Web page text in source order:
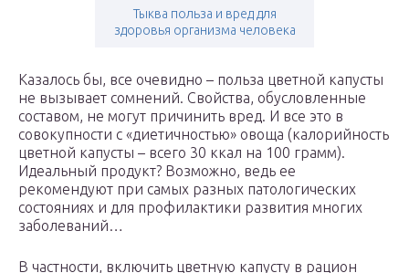
Тыква польза и вред для
здоровья организма человека
Казалось бы, все очевидно – польза цветной капусты
не вызывает сомнений. Свойства, обусловленные
составом, не могут причинить вред. И все это в
совокупности с «диетичностью» овоща (калорийность
цветной капусты – всего 30 ккал на 100 грамм).
Идеальный продукт? Возможно, ведь ее
рекомендуют при самых разных патологических
состояниях и для профилактики развития многих
заболеваний…
В частности, включить цветную капусту в рацион